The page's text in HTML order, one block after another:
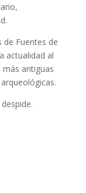
de Fuentes de
actualidad al
antiguas